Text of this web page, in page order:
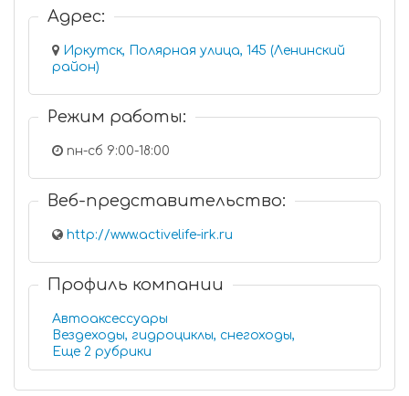
Адрес:
Иркутск, Полярная улица, 145 (Ленинский
район)
Режим работы:
пн-сб 9:00-18:00
Веб-представительство:
http://www.activelife-irk.ru
Профиль компании
Автоаксессуары
Вездеходы, гидроциклы, снегоходы,
Еще 2 рубрики